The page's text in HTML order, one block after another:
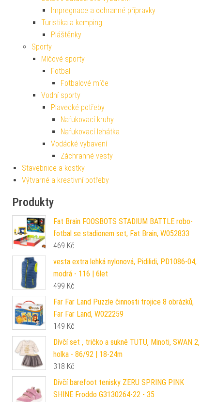
Impregnace a ochranné přípravky
Turistika a kemping
Pláštěnky
Sporty
Míčové sporty
Fotbal
Fotbalové míče
Vodní sporty
Plavecké potřeby
Nafukovací kruhy
Nafukovací lehátka
Vodácké vybavení
Záchranné vesty
Stavebnice a kostky
Výtvarné a kreativní potřeby
Produkty
Fat Brain FOOSBOTS STADIUM BATTLE robo-
fotbal se stadionem set, Fat Brain, W052833
469 Kč
vesta extra lehká nylonová, Pidilidi, PD1086-04,
modrá - 116 | 6let
499 Kč
Far Far Land Puzzle činnosti trojice 8 obrázků,
Far Far Land, W022259
149 Kč
Dívčí set , tričko a sukně TUTU, Minoti, SWAN 2,
holka - 86/92 | 18-24m
318 Kč
Dívčí barefoot tenisky ZERU SPRING PINK
SHINE Froddo G3130264-22 - 35